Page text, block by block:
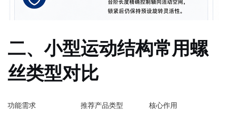
二、小型运动结构常用螺
丝类型对比
功能需求 推荐产品类型 核心作用